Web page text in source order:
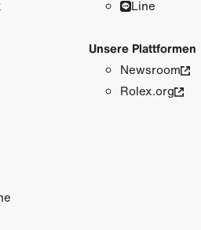
Line
Unsere Plattformen
Newsroom
Rolex.org